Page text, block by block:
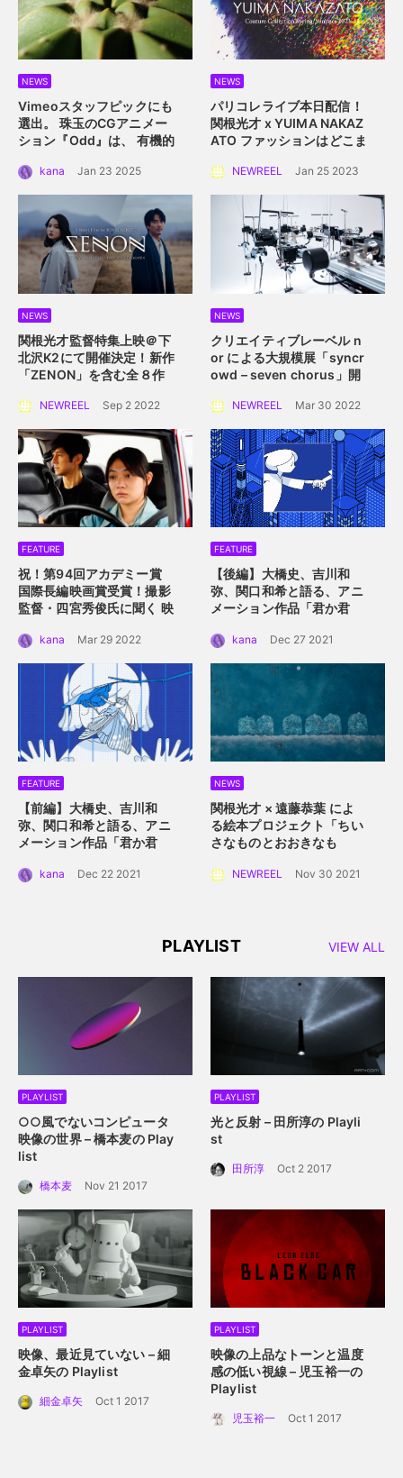
NEWS
Vimeoスタッフピックにも
選出。 珠玉のCGアニメー
ション『Odd』は、 有機的
則性を描く。
kana Jan 23 2025
NEWS
パリコレライブ本日配信！
関根光才 x YUIMA NAKAZ
ATO ファッションはどこま
れるか？
NEWREEL Jan 25 2023
NEWS
関根光才監督特集上映＠下
北沢K2にて開催決定！ 新作
「ZENON」を含む全８作
NEWREEL Sep 2 2022
NEWS
クリエイティブレーベル n
or による大規模展 「syncr
owd – seven chorus」開
（土）〜 4月10日（日）横
浜赤レンガ倉庫にて
NEWREEL Mar 30 2022
FEATURE
祝！第94回アカデミー賞
国際長編映画賞受賞！撮影
監督・四宮秀俊氏に聞く 映
ー」におけるロケーション
の魅力
kana Mar 29 2022
FEATURE
【後編】大橋史、吉川和
弥、関口和希と語る、アニ
メーション作品「君か君
描くアニメーション的心理
描写。
kana Dec 27 2021
FEATURE
【前編】大橋史、吉川和
弥、関口和希と語る、アニ
メーション作品「君か君
ーデザインと感情移入させ
kana Dec 22 2021
NEWS
関根光才 × 遠藤恭葉 によ
る絵本プロジェクト「ちい
さなものとおおきなも
本にするプロジェクト始動
NEWREEL Nov 30 2021
PLAYLIST VIEW ALL
PLAYLIST
○○風でないコンピュータ
映像の世界 – 橋本麦の Play
list
橋本麦 Nov 21 2017
PLAYLIST
光と反射 – 田所淳の Playli
st
田所淳 Oct 2 2017
PLAYLIST
映像、最近見ていない – 細
金卓矢の Playlist
細金卓矢 Oct 1 2017
PLAYLIST
映像の上品なトーンと温度
感の低い視線 – 児玉裕一の
Playlist
児玉裕一 Oct 1 2017